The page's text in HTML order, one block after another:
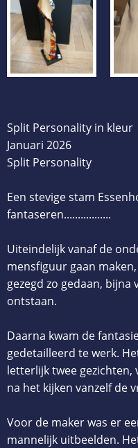
Split Personality in kleur
Januari 2026
Split Personality
Een stevige stam
fantaseren.................
Uiteindelijk vanaf de
mensfiguur gaan
gezegd zo gedaan,
ontstaan.
Daarna kwam de
gedetailleerd te werk.
letterlijk twee
na het kijken vanzelf de
Voor de maker was er
mannelijk uitbeelden.